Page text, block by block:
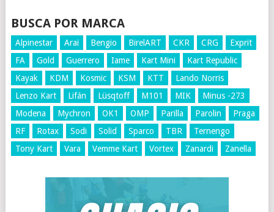
BUSCA POR MARCA
Alpinestar Arai Bengio BirelART CKR CRG
Exprit
FA
Gold Guerrero Iame Kart Mini
Kart Republic
Kayak
KDM Kosmic KSM KTT
Lando Norris
Lenzo Kart
Lifán Lüsqtoff M101 MIK
Minus -273
Modena
Mychron OK1 OMP Parilla Parolin
Praga
RF
Rotax Sodi Solid Sparco TBR
Ternengo
Tony Kart
Vara Vemme Kart Vortex Zanardi Zanella